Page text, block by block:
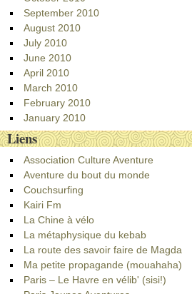
September 2010
August 2010
July 2010
June 2010
April 2010
March 2010
February 2010
January 2010
Liens
Association Culture Aventure
Aventure du bout du monde
Couchsurfing
Kairi Fm
La Chine à vélo
La métaphysique du kebab
La route des savoir faire de Magda
Ma petite propagande (mouahaha)
Paris – Le Havre en vélib' (sisi!)